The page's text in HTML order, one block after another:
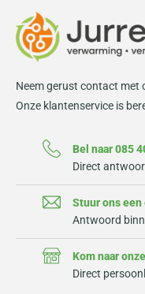
Neem gerust contact met
Onze klantenservice is
Bel naar 085
Direct
Stuur ons een
Antwoord
Kom naar
Direct